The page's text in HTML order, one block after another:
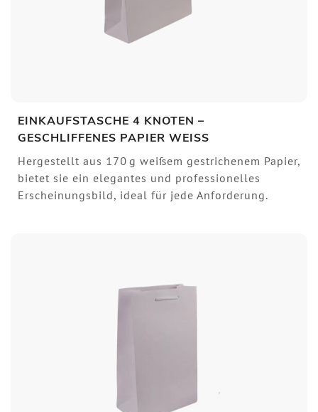
EINKAUFSTASCHE 4 KNOTEN –
GESCHLIFFENES PAPIER WEISS
Hergestellt aus 170 g weißem gestrichenem Papier,
bietet sie ein elegantes und professionelles
Erscheinungsbild, ideal für jede Anforderung.